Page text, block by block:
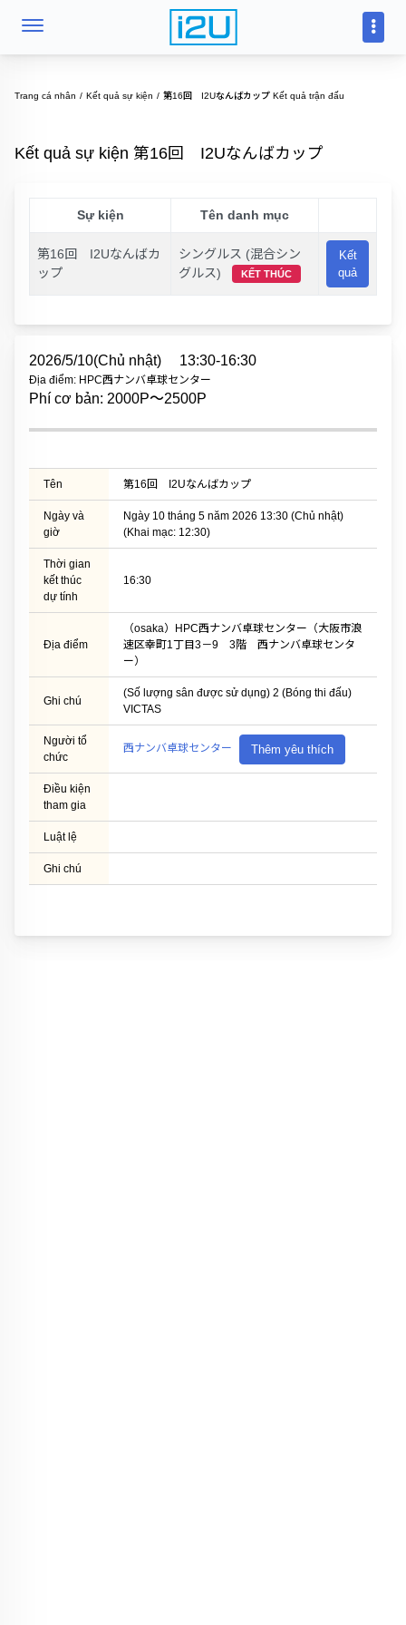
Trang cá nhân Kết quả sự kiện 第16回 I2Uなんばカップ Kết quả trận đấu
Kết quả sự kiện 第16回 I2Uなんばカップ
Sự kiện Tên danh mục
第16回 I2Uなんばカ
ップ
シングルス (混合シン
グルス)
KẾT THÚC
Kết
quả
2026/5/10(Chủ nhật) 13:30-16:30
Địa điểm: HPC西ナンバ卓球センター
Phí cơ bản: 2000P〜2500P
Tên 第16回 I2Uなんばカップ
Ngày và
giờ
Ngày 10 tháng 5 năm 2026 13:30 (Chủ nhật)
(Khai mạc: 12:30)
Thời gian
kết thúc
dự tính
16:30
Địa điểm
（osaka）HPC西ナンバ卓球センター（大阪市浪
速区幸町1丁目3－9 3階 西ナンバ卓球センタ
ー）
Ghi chú
(Số lượng sân được sử dụng) 2 (Bóng thi đấu)
VICTAS
Người tổ
chức
西ナンバ卓球センター Thêm yêu thích
Điều kiện
tham gia
Luật lệ
Ghi chú